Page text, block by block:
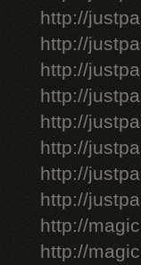
http://
http://
http://
http://
http://
http://
http://
http://
http://
http://